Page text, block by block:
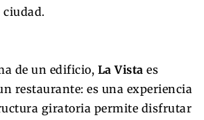
de un edificio, La Vista es
restaurante: es una experiencia
giratoria permite disfrutar